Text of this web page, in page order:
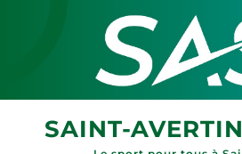
SAINT-